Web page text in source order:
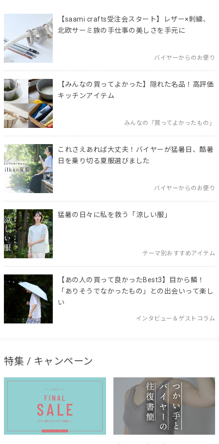
【saami crafts受注会スタート】レザー×刺繍、
北欧サーミ族の手仕事の美しさを手元に
バイヤーからのお便り
【みんなの買ってよかった】隠れた名品！高評価
キッチンアイテム
みんなの「買ってよかったもの」
これさえあれば大丈夫！バイヤーが猛暑日、酷暑
日を乗り切る夏服選びました
バイヤーからのお便り
猛暑の日々に私を救う「涼しい服」
テーマ別おすすめアイテム
【あの人の買って良かったBest3】目から鱗！
「ありそうでなかったもの」との出会いって楽し
い
インタビュー＆ゲストコラム
特集 / キャンペーン